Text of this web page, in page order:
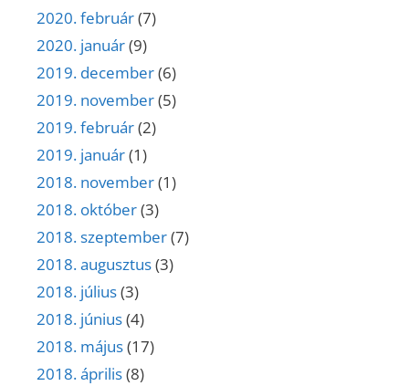
2020. február(7)
2020. január(9)
2019. december(6)
2019. november(5)
2019. február(2)
2019. január(1)
2018. november(1)
2018. október(3)
2018. szeptember(7)
2018. augusztus(3)
2018. július(3)
2018. június(4)
2018. május(17)
2018. április(8)